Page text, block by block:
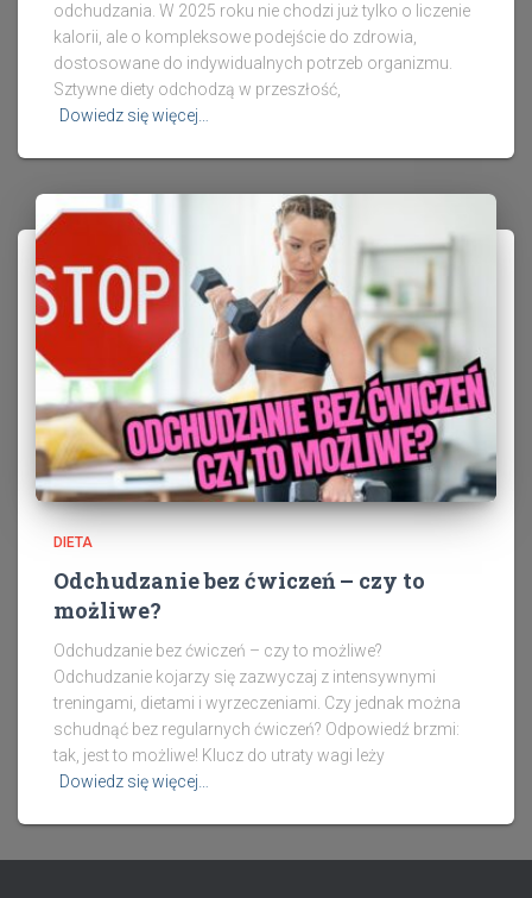
odchudzania. W 2025 roku nie chodzi już tylko o liczenie
kalorii, ale o kompleksowe podejście do zdrowia,
dostosowane do indywidualnych potrzeb organizmu.
Sztywne diety odchodzą w przeszłość,
Dowiedz się więcej…
DIETA
Odchudzanie bez ćwiczeń – czy to
możliwe?
Odchudzanie bez ćwiczeń – czy to możliwe?
Odchudzanie kojarzy się zazwyczaj z intensywnymi
treningami, dietami i wyrzeczeniami. Czy jednak można
schudnąć bez regularnych ćwiczeń? Odpowiedź brzmi:
tak, jest to możliwe! Klucz do utraty wagi leży
Dowiedz się więcej…